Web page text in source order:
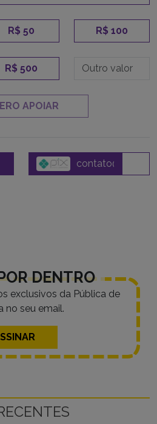
R$ 50 R$ 100
R$ 500
APOIAR
DENTRO
exclusivos da Pública de
no seu email.